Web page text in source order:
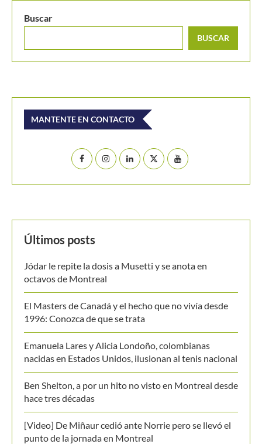
Buscar
BUSCAR
MANTENTE EN CONTACTO
Últimos posts
Jódar le repite la dosis a Musetti y se anota en
octavos de Montreal
El Masters de Canadá y el hecho que no vivía desde
1996: Conozca de que se trata
Emanuela Lares y Alicia Londoño, colombianas
nacidas en Estados Unidos, ilusionan al tenis nacional
Ben Shelton, a por un hito no visto en Montreal desde
hace tres décadas
[Video] De Miñaur cedió ante Norrie pero se llevó el
punto de la jornada en Montreal